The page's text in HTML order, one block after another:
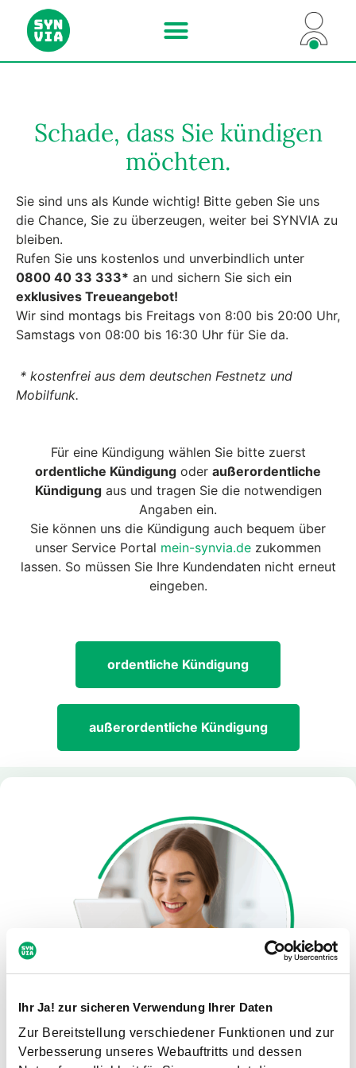
Ihr Ja! zur sicheren Verwendung Ihrer Daten
Zur Bereitstellung verschiedener Funktionen und zur
Verbesserung unseres Webauftritts und dessen
Schade, dass Sie kündigen
möchten.
Sie sind uns als Kunde wichtig! Bitte geben Sie uns
die Chance, Sie zu überzeugen, weiter bei SYNVIA zu
bleiben.
Rufen Sie uns kostenlos und unverbindlich unter
0800 40 33 333* an und sichern Sie sich ein
exklusives Treueangebot!
Wir sind montags bis Freitags von 8:00 bis 20:00 Uhr,
Samstags von 08:00 bis 16:30 Uhr für Sie da.
* kostenfrei aus dem deutschen Festnetz und
Mobilfunk.
Für eine Kündigung wählen Sie bitte zuerst
ordentliche Kündigung oder außerordentliche
Kündigungaus und tragen Sie die notwendigen
Angaben ein.
Sie können uns die Kündigung auch bequem über
unser Service Portal mein-synvia.de zukommen
lassen. So müssen Sie Ihre Kundendaten nicht erneut
eingeben.
ordentliche Kündigung
außerordentliche Kündigung
kundenservice@synvia.de